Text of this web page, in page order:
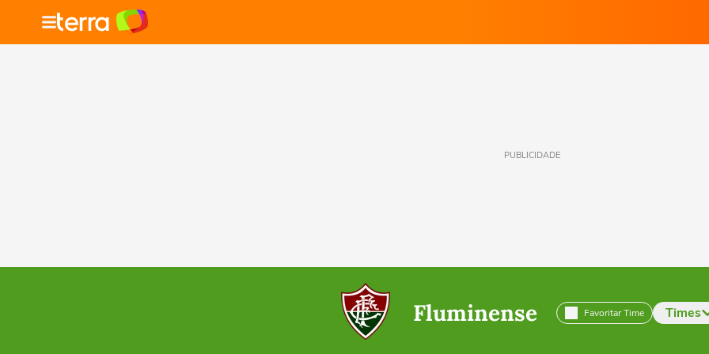
PUBLICIDADE
Fluminense Favoritar Time Times